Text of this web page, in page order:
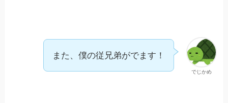
でじかめ
また、僕の従兄弟がでます！